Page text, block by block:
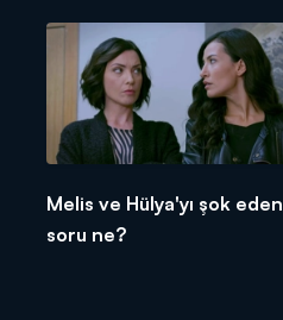
Melis ve Hülya'yı şok eden
soru ne?